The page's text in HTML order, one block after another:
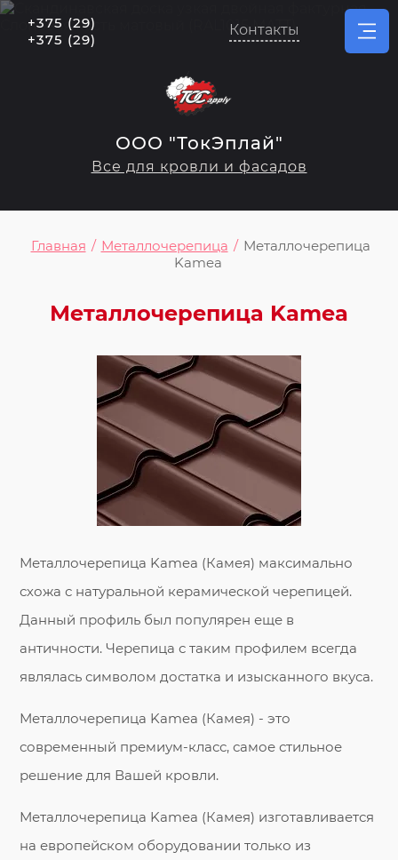
ООО "ТокЭплай"
Все для кровли и фасадов
+375 (29)
+375 (29)
Контакты
Главная / Металлочерепица / Металлочерепица
Kamea
Металлочерепица Kamea
Металлочерепица Kamea (Камея) максимально
схожа с натуральной керамической черепицей.
Данный профиль был популярен еще в
античности. Черепица с таким профилем всегда
являлась символом достатка и изысканного вкуса.
Металлочерепица Kamea (Камея) - это
современный премиум-класс, самое стильное
решение для Вашей кровли.
Металлочерепица Kamea (Камея) изготавливается
на европейском оборудовании только из